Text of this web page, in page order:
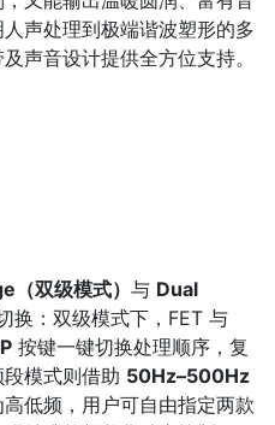
声处理到极端谐波塑形的多
声音设计提供全方位支持。
（双级模式） 与 Dual
换：双级模式下，FET 与
按键一键切换处理顺序，复
模式则借助 50Hz–500Hz
低频，用户可自由指定两款